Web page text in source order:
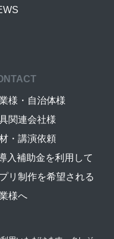
様・自治体様
関連会社様
・講演依頼
入補助金を利用して
リ制作を希望される
様へ